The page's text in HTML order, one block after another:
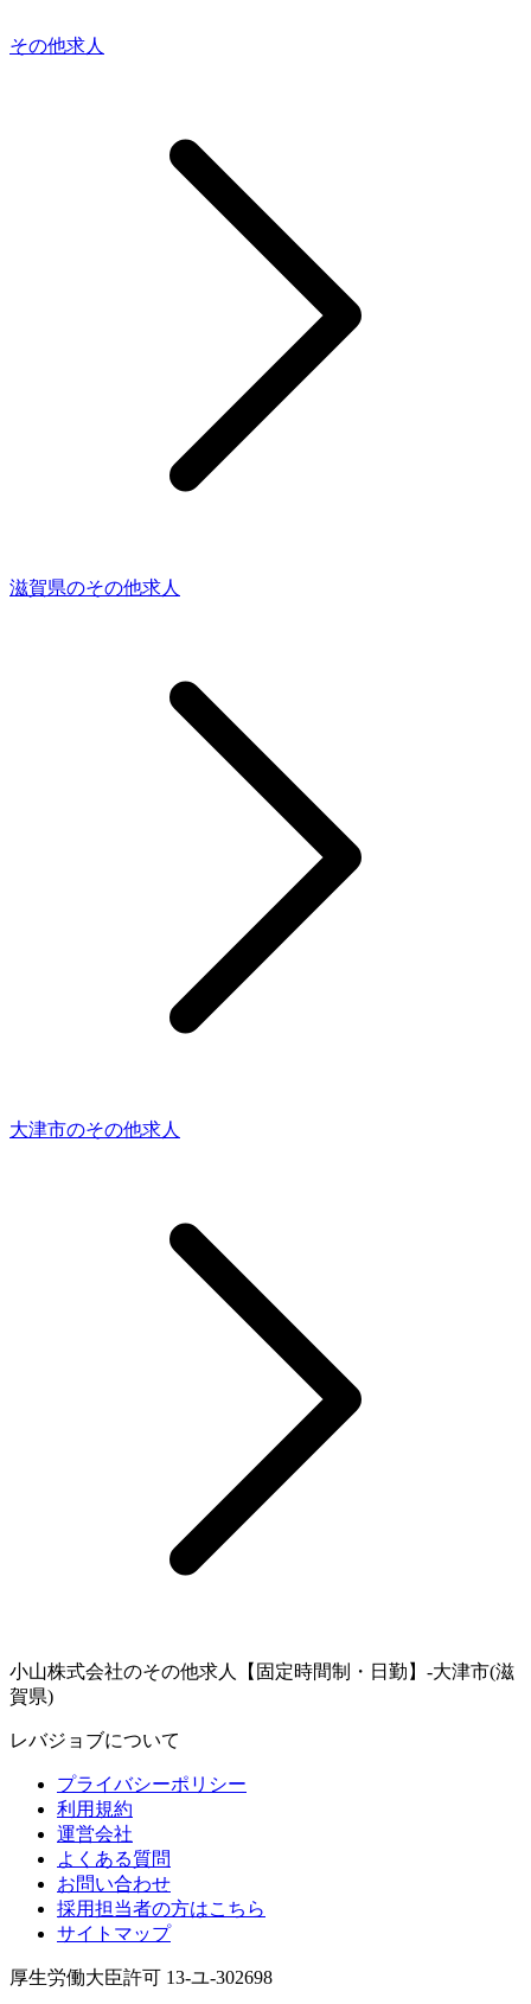
その他求人
滋賀県のその他求人
大津市のその他求人
小山株式会社のその他求人【固定時間制・日勤】-大津市(滋
賀県)
レバジョブについて
プライバシーポリシー
利用規約
運営会社
よくある質問
お問い合わせ
採用担当者の方はこちら
サイトマップ
厚生労働大臣許可 13-ユ-302698